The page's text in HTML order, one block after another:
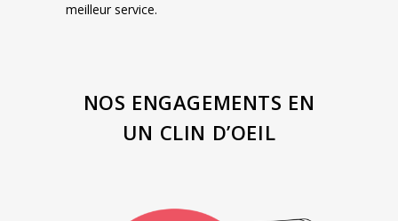
meilleur service.
NOS ENGAGEMENTS EN
UN CLIN D’OEIL